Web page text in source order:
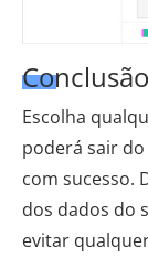
Conclusão
Escolha
poderá sair
com sucesso.
dos dados do
evitar